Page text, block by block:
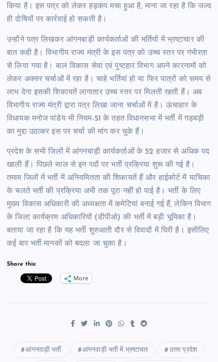
किया है। इस पत्र को लेकर हड़कंप मचा हुआ है, माना जा रहा है कि जल्द
ही दोषियों पर कार्रवाई हो सकती है।
उन्होंने पत्र लिखकर आंगनबाड़ी कार्यकर्ताओं की भर्तियों में भ्रष्टाचार की
बात कही है। विभागीय राज्य मंत्री के इस पत्र को उच्च स्तर पर गंभीरता
से लिया गया है। बाल विकास सेवा एवं पुष्टहार विभाग अपने कारनामों को
लेकर अक्सर चर्चाओं में रहा है। चाहे भर्तियां हो या फिर पात्रों को समय से
लाभ देना इसकी शिकायतें लागातार उच्च स्तर पर मिलती रहती हैं। अब
विभागीय राज्य मंत्री द्वारा पत्र लिखा जाना चर्चाओं में है। ऊंचाहार के
विधायक मनोज पांडेय भी नियम-51 के तहत विधानसभा में भर्ती में गड़बड़ी
का मुद्दा उठाकर इस पर चर्चा की मांग कर चुके हैं।
प्रदेश के सभी जिलों में आंगनबाड़ी कार्यकर्ताओं के 52 हजार से अधिक पद
खाली हैं। पिछले साल से इन पदों पर भर्ती प्रक्रिया शुरू की गई है।
तमाम जिलों में भर्ती में अनियमितता की शिकायतें हैं और हाईकोर्ट में याचिका
के चलते भर्ती की प्रक्रिया अभी तक पूरा नहीं हो पाई है। भर्ती के लिए
मुख्य विकास अधिकारी की अध्यक्षता में कमेटियां बनाई गई हैं, लेकिन विभाग
के जिला कार्यक्रम अधिकारियों (डीपीओ) की भर्ती में बड़ी भूमिका है।
बताया जा रहा है कि यह भर्ती शुरुआती दौर से विवादों में घिरी है। इसीलिए
कई बार भर्ती मानकों को बदला जा चुका है।
Share this:
More
आंगनवाड़ी भर्ती आंगनवाड़ी भर्ती में भ्रष्टाचार उत्तर प्रदेश